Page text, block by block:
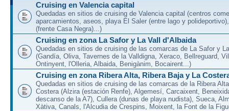
Cruising en Valencia capital
Quedadas en sitios de cruising de Valencia capital (centros
aparcamientos, aseos, playa El Saler (entre lago y
(frente Casa Negra)...)
Cruising en zona La Safor y La Vall d'Albaida
Quedadas en sitios de cruising de las comarcas de La Safor y
(Gandía, Oliva, Tavernes de la Valldigna, Xeraco, Bellreguard,
Ontinyent, l'Olleria, Albaida, Benigànim, Bocairent...)
Cruising en zona Ribera Alta, Ribera Baja y La
Quedadas en sitios de cruising de las comarcas de la Ribera
Costera (Alzira (estación Renfe), Algemesí, Carcaixent,
descanso de la A7), Cullera (dunas de playa nudista), Sueca,
Xàtiva, Canals, l'Alcudia de Crespins, Moixent, la Font de la